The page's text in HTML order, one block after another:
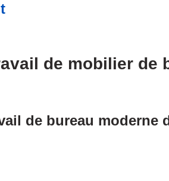
de mobilier de
de bureau moderne